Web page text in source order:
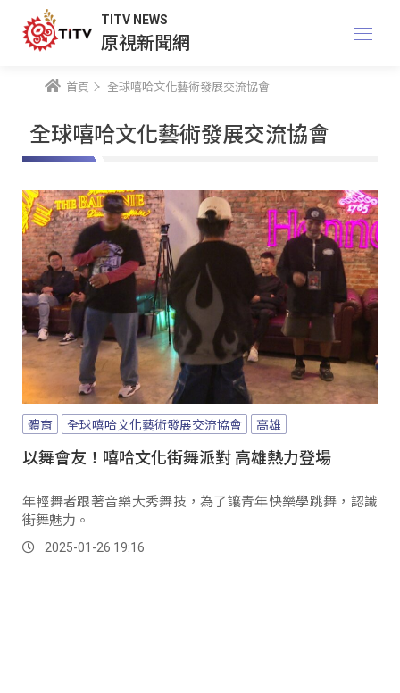
TITV NEWS
原視新聞網
首頁 全球嘻哈文化藝術發展交流協會
全球嘻哈文化藝術發展交流協會
體育 全球嘻哈文化藝術發展交流協會 高雄
以舞會友！嘻哈文化街舞派對 高雄熱力登場
年輕舞者跟著音樂大秀舞技，為了讓青年快樂學跳舞，認識
街舞魅力。
2025-01-26 19:16